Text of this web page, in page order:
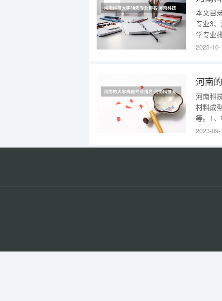
本文目
专业3
学专业
造及其
2023-
河南
河南科
材料成
等。1
识，具
管理、
2023-